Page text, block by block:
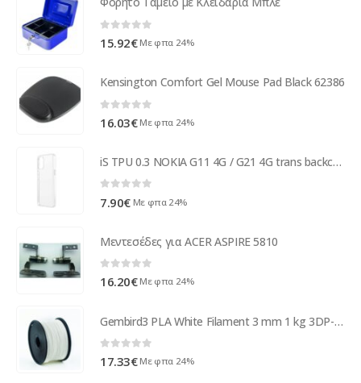
15.92€ Με φπα 24%
Kensington Comfort Gel Mouse Pad Black 62386
16.03€ Με φπα 24%
iS TPU 0.3 NOKIA G11 4G / G21 4G trans backcover
7.90€ Με φπα 24%
Μεντεσέδες για ACER ASPIRE 5810
0 out of 5
16.20€ Με φπα 24%
Gembird3 PLA White Filament 3 mm 1 kg 3DP-PLA3-01-W
0 out of 5
17.33€ Με φπα 24%